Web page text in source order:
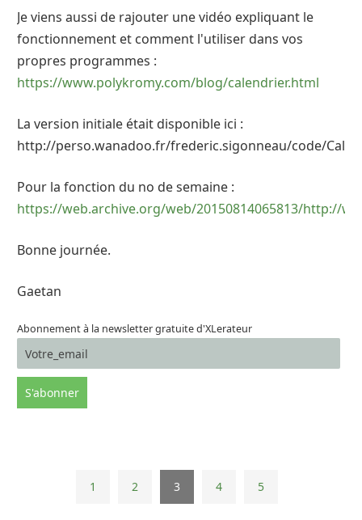
Je viens aussi de rajouter une vidéo expliquant le
fonctionnement et comment l'utiliser dans vos
propres programmes :
https://www.polykromy.com/blog/calendrier.html
La version initiale était disponible ici :
http://perso.wanadoo.fr/frederic.sigonneau/code/
Pour la fonction du no de semaine :
https://web.archive.org/web/20150814065813/http://
Bonne journée.
Gaetan
Abonnement à la newsletter gratuite d'XLerateur
1 2 3 4 5